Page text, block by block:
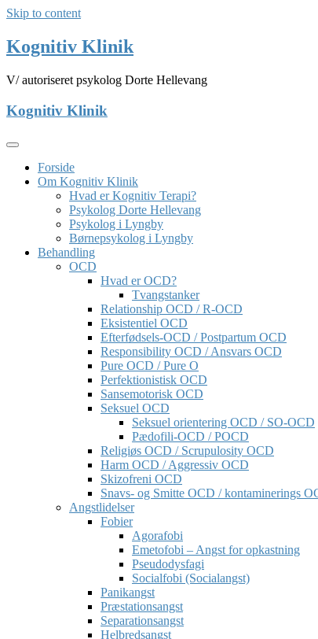
Skip to content
Kognitiv Klinik
V/ autoriseret psykolog Dorte Hellevang
Kognitiv Klinik
Forside
Om Kognitiv Klinik
Hvad er Kognitiv Terapi?
Psykolog Dorte Hellevang
Psykolog i Lyngby
Børnepsykolog i Lyngby
Behandling
OCD
Hvad er OCD?
Tvangstanker
Relationship OCD / R-OCD
Eksistentiel OCD
Efterfødsels-OCD / Postpartum OCD
Responsibility OCD / Ansvars OCD
Pure OCD / Pure O
Perfektionistisk OCD
Sansemotorisk OCD
Seksuel OCD
Seksuel orientering OCD / SO-OCD
Pædofili-OCD / POCD
Religiøs OCD / Scrupulosity OCD
Harm OCD / Aggressiv OCD
Skizofreni OCD
Snavs- og Smitte OCD / kontaminerings
Angstlidelser
Fobier
Agorafobi
Emetofobi – Angst for opkastning
Pseudodysfagi
Socialfobi (Socialangst)
Panikangst
Præstationsangst
Separationsangst
Helbredsangst